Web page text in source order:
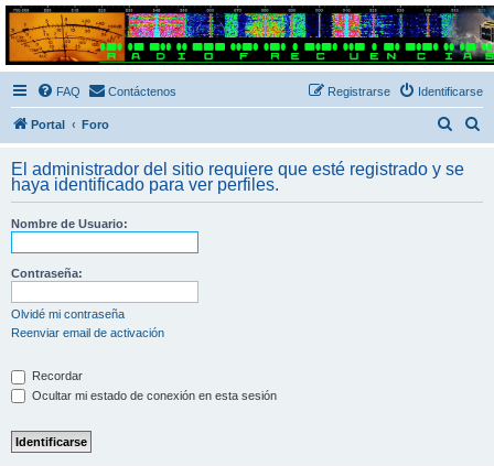
Radio Frecuencias
Foro de Radio Frecuencias
FAQ Contáctenos Identificarse
Registrarse
Portal Foro
c
s
c
El administrador del sitio requiere que esté registrado y se
haya identificado para ver perfiles.
Nombre de Usuario:
Contraseña:
Olvidé mi contraseña
Reenviar email de activación
Recordar
Ocultar mi estado de conexión en esta sesión